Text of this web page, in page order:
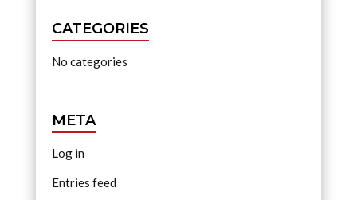
CATEGORIES
No categories
META
Log in
Entries feed